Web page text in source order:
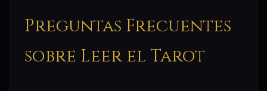
Preguntas Frecuentes
sobre Leer el Tarot